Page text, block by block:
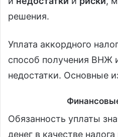
решения.
Уплата аккордного
способ получения ВНЖ
недостатки. Основные
Обязанность уплаты
денег в качестве